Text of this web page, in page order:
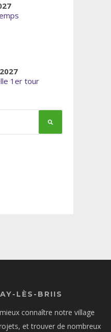
1er tour
LÈS-BRIIS
connaître notre village
et trouver de nombreux